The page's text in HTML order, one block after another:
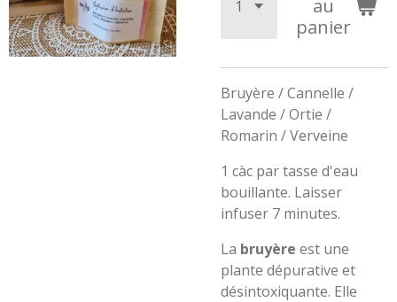
au
panier
Bruyère / Cannelle /
Lavande / Ortie /
Romarin / Verveine
1 càc par tasse d'eau
bouillante. Laisser
infuser 7 minutes.
La bruyère est une
plante dépurative et
désintoxiquante. Elle